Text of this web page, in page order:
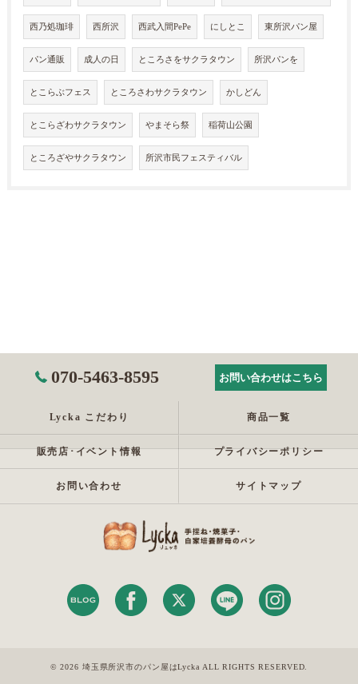
西乃処珈琲 西所沢 西武入間PePe にしとこ 東所沢パン屋
パン通販 成人の日 ところさをサクラタウン 所沢パンを
とこらぶフェス ところさわサクラタウン かしどん
とこらざわサクラタウン やまそら祭 稲荷山公園
ところざやサクラタウン 所沢市民フェスティバル
070-5463-8595 お問い合わせはこちら
Lycka こだわり 商品一覧
販売店･イベント情報 プライバシーポリシー
お問い合わせ サイトマップ
© 2026 埼玉県所沢市のパン屋はLycka ALL RIGHTS RESERVED.